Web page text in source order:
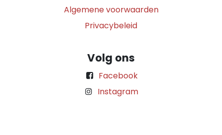
Algemene voorwaarden
Privacybeleid
Volg ons
Facebook
Instagram